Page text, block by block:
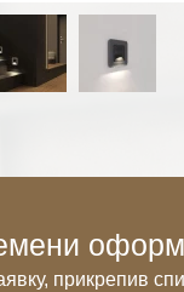
прикрепив